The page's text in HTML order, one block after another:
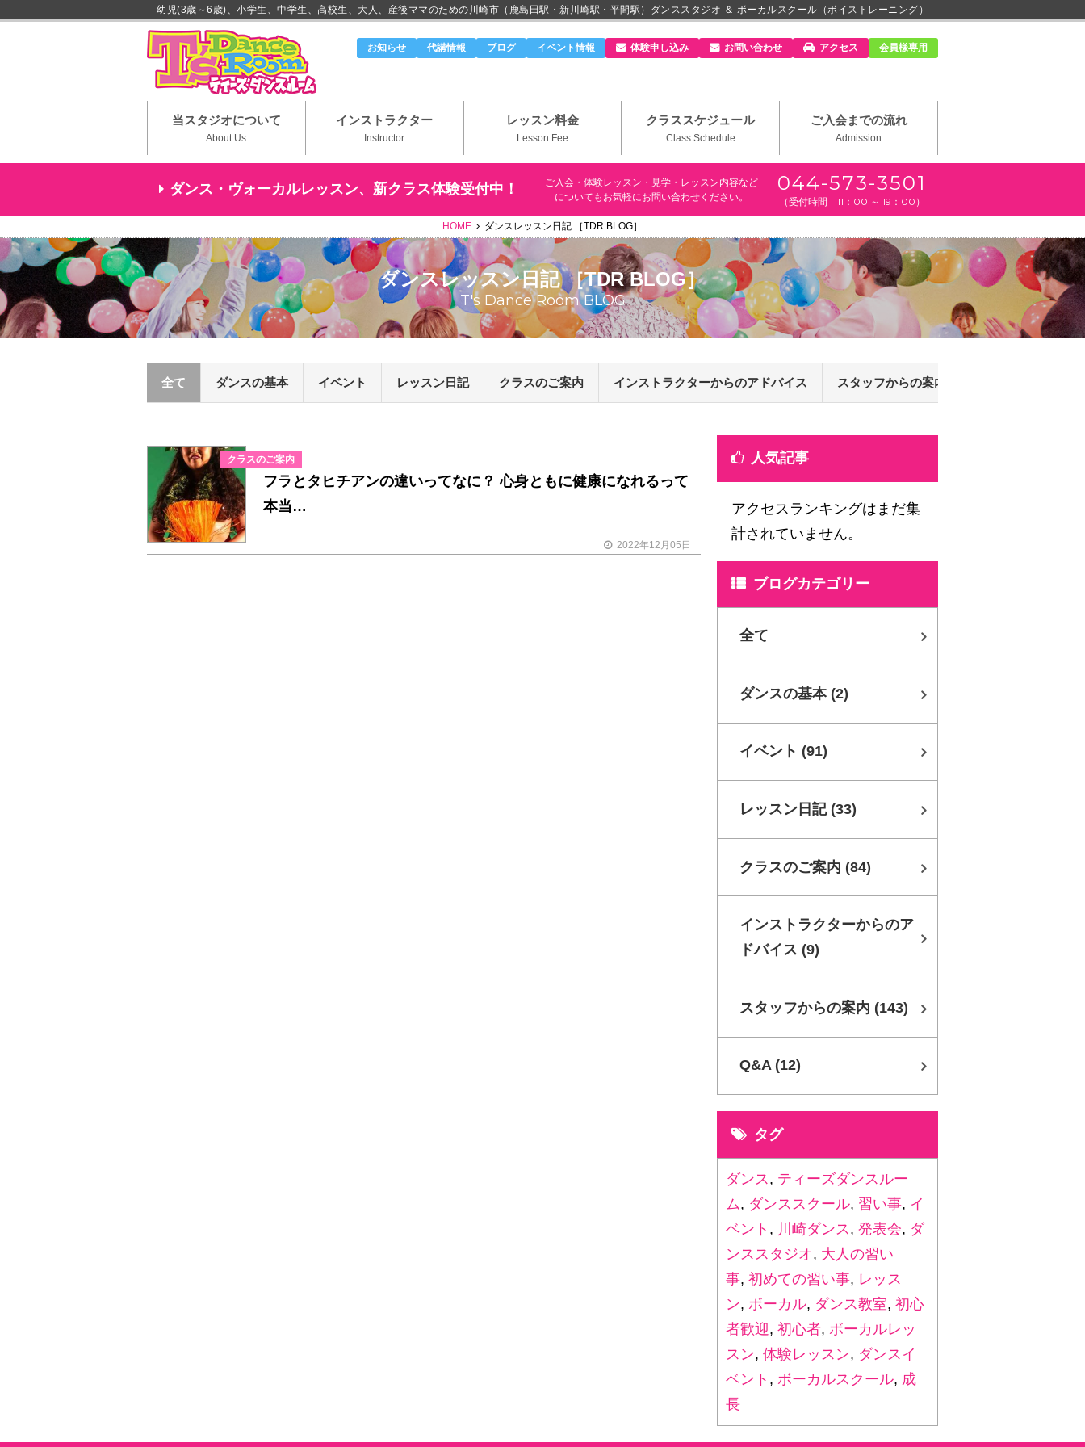
幼児(3歳～6歳)、小学生、中学生、高校生、大人、産後ママのための川崎市（鹿島田駅・新川崎駅・平間駅）ダンススタジオ ＆ ボーカルスクール（ボイストレーニング）
川崎市のダンススタジオ＆ボーカルスクール「T's Dance Room」
お知らせ 代講情報 ブログ イベント情報 体験申し込み お問い合わせ アクセス 会員様専用
当スタジオについて
About Us
インストラクター
Instructor
レッスン料金
Lesson Fee
クラススケジュール
Class Schedule
ご入会までの流れ
Admission
ダンス・ヴォーカルレッスン、新クラス体験受付中！
ご入会・体験レッスン・見学・レッスン内容など
についてもお気軽にお問い合わせください。
044-573-3501
（受付時間 11：00 ～ 19：00）
HOME ダンスレッスン日記 ［TDR BLOG］
ダンスレッスン日記 ［TDR BLOG］
T's Dance Room BLOG
全て ダンスの基本 イベント レッスン日記 クラスのご案内 インストラクターからのアドバイス スタッフからの案内
クラスのご案内
フラとタヒチアンの違いってなに？ 心身ともに健康になれるって
本当…
2022年12月05日
人気記事
アクセスランキングはまだ集
計されていません。
ブログカテゴリー
全て
ダンスの基本 (2)
イベント (91)
レッスン日記 (33)
クラスのご案内 (84)
インストラクターからのア
ドバイス (9)
スタッフからの案内 (143)
Q&A (12)
タグ
ダンス, ティーズダンスルー
ム, ダンススクール, 習い事, イ
ベント , 川崎ダンス, 発表会, ダ
ンススタジオ, 大人の習い
事, 初めての習い事, レッス
ン, ボーカル, ダンス教室, 初心
者歓迎, 初心者, ボーカルレッ
スン, 体験レッスン, ダンスイ
ベント , ボーカルスクール, 成
長